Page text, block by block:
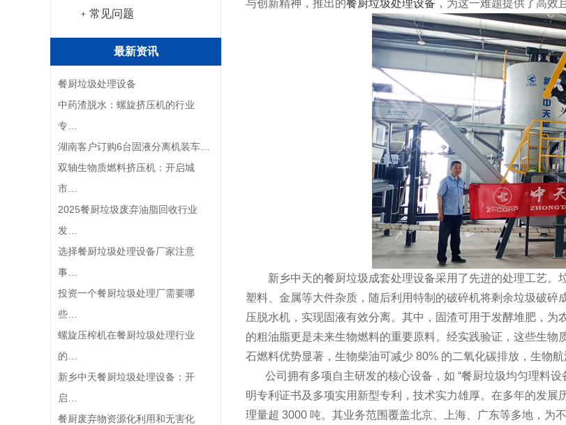
﹢常见问题
最新资讯
餐厨垃圾处理设备
中药渣脱水：螺旋挤压机的行业
专…
湖南客户订购6台固液分离机装车…
双轴生物质燃料挤压机：开启城
市…
2025餐厨垃圾废弃油脂回收行业
发…
选择餐厨垃圾处理设备厂家注意
事…
投资一个餐厨垃圾处理厂需要哪
些…
螺旋压榨机在餐厨垃圾处理行业
的…
新乡中天餐厨垃圾处理设备：开
启…
餐厨废弃物资源化利用和无害化
与创新精神，推出的餐厨垃圾处理设备 ，为这一难题提供了高效
新乡中天的餐厨垃圾成套处理设备采用了先进的处理工艺
塑料、金属等大件杂质，随后利用特制的破碎机将剩余垃圾破
压脱水机，实现固液有效分离。其中，固渣可用于发酵堆肥，
的粗油脂更是未来生物燃料的重要原料。经实践验证，这些生
石燃料优势显著，生物柴油可减少 80% 的二氧化碳排放，生物航
公司拥有多项自主研发的核心设备，如 “餐厨垃圾均匀理料设
明专利证书及多项实用新型专利，技术实力雄厚。在多年的发
理量超 3000 吨。其业务范围覆盖北京、上海、广东等多地，为